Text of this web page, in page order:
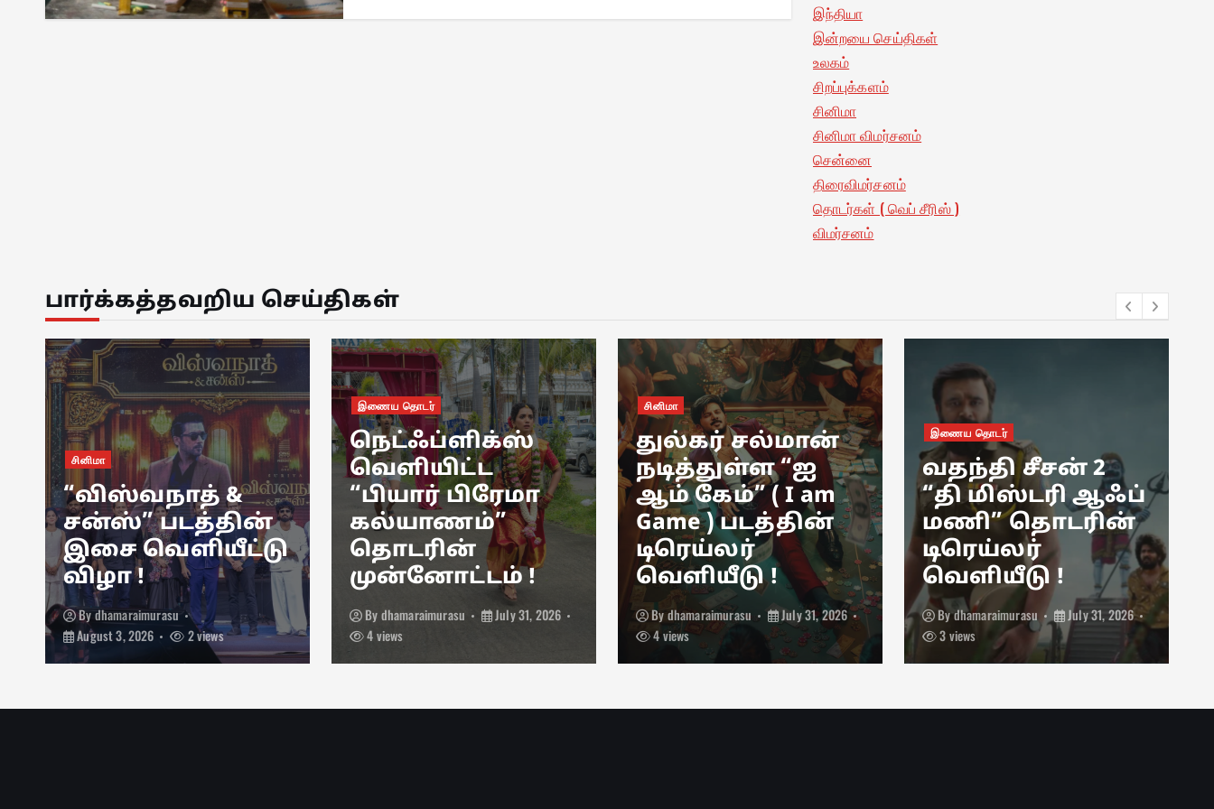
இந்தியா
இன்றயை செய்திகள்
உலகம்
சிறப்புக்களம்
சினிமா
சினிமா விமர்சனம்
சென்னை
திரைவிமர்சனம்
தொடர்கள் ( வெப் சீரிஸ் )
விமர்சனம்
பார்க்கத்தவறிய செய்திகள்
சினிமா
“விஸ்வநாத் &
சன்ஸ்” படத்தின்
இசை வெளியீட்டு
விழா !
Bydhamaraimurasu
August 3, 2026
2 views
இணைய தொடர்
நெட்ஃப்ளிக்ஸ்
வெளியிட்ட
“பியார் பிரேமா
கல்யாணம்”
தொடரின்
முன்னோட்டம் !
Bydhamaraimurasu
July 31, 2026
4 views
சினிமா
துல்கர் சல்மான்
நடித்துள்ள “ஐ
ஆம் கேம்” ( I am
Game ) படத்தின்
டிரெய்லர்
வெளியீடு !
Bydhamaraimurasu
July 31, 2026
4 views
இணைய தொடர்
வதந்தி சீசன் 2
“தி மிஸ்டரி ஆஃப்
மணி” தொடரின்
டிரெய்லர்
வெளியீடு !
Bydhamaraimurasu
July 31, 2026
3 views